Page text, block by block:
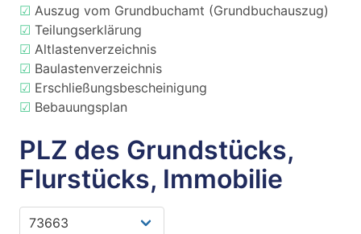
☑ Auszug vom Grundbuchamt (Grundbuchauszug)
☑ Teilungserklärung
☑ Altlastenverzeichnis
☑ Baulastenverzeichnis
☑ Erschließungsbescheinigung
☑ Bebauungsplan
PLZ des Grundstücks,
Flurstücks, Immobilie